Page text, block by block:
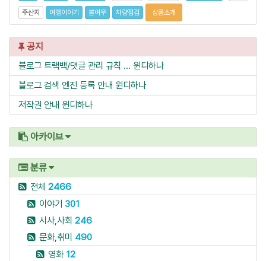
주산지 여행이야기 불여우 차량점검 상품소개
공지
블로그 트랙백/댓글 관리 규칙 ... 윈디하나
블로그 검색 엔진 등록 안내 윈디하나
저작권 안내 윈디하나
아카이브
분류
전체 2466
이야기 301
시사,사회 246
문화,취미 490
영화 12